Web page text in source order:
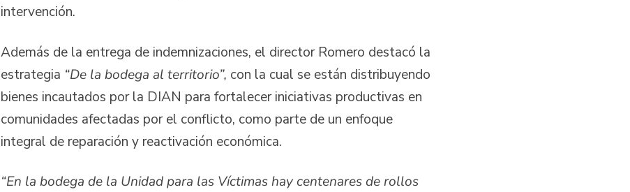
intervención.
Además de la entrega de indemnizaciones, el director Romero destacó la
estrategia “De la bodega al territorio”, con la cual se están distribuyendo
bienes incautados por la DIAN para fortalecer iniciativas productivas en
comunidades afectadas por el conflicto, como parte de un enfoque
integral de reparación y reactivación económica.
“En la bodega de la Unidad para las Víctimas hay centenares de rollos